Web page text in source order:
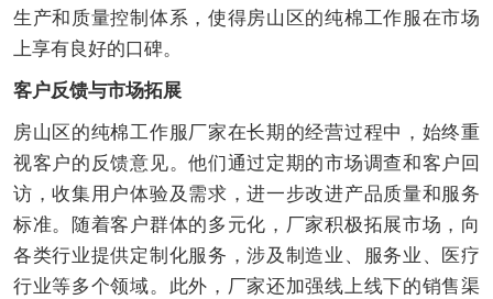
生产和质量控制体系，使得房山区的纯棉工作服在市场
上享有良好的口碑。
客户反馈与市场拓展
房山区的纯棉工作服厂家在长期的经营过程中，始终重
视客户的反馈意见。他们通过定期的市场调查和客户回
访，收集用户体验及需求，进一步改进产品质量和服务
标准。随着客户群体的多元化，厂家积极拓展市场，向
各类行业提供定制化服务，涉及制造业、服务业、医疗
行业等多个领域。此外，厂家还加强线上线下的销售渠